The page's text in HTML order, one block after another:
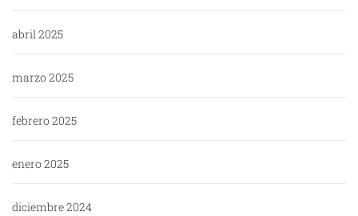
abril 2025
marzo 2025
febrero 2025
enero 2025
diciembre 2024